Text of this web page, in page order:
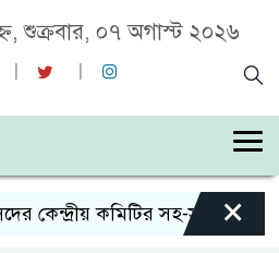
শুক্রবার, ০৭ অগাস্ট ২০২৬
কেন্দ্রীয় কমিটির সহ-সভাপতি×